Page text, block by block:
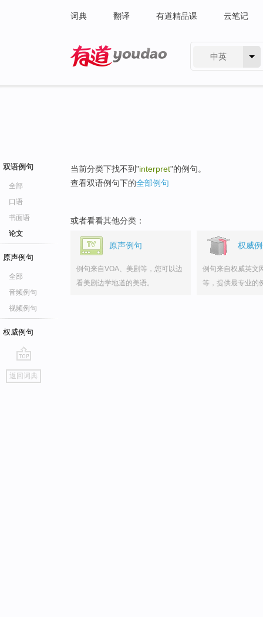
词典 翻译 有道精品课 云笔记
中英
双语例句
全部
口语
书面语
论文
原声例句
全部
音频例句
视频例句
权威例句
go
top
返回词典
当前分类下找不到"interpret"的例句。
查看双语例句下的全部例句
或者看看其他分类：
原声例句
例句来自VOA、美剧等，您可以边
看美剧边学地道的美语。
权威
例句来自权威英文
等，提供最专业的